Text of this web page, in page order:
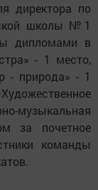
директора по
школы №1
дипломами в
- 1 место,
- природа» - 1
за почетное
команды